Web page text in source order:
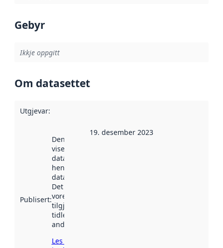
Gebyr
Ikkje oppgitt
Om datasettet
Utgjevar:
Publisert:
Denne datoen
viser når
datasettet vart
henta inn av
data.norge.no.
Det kan ha
vore
tilgjengeleg
tidlegare
andre stader.
Les meir om
19. desember 2023